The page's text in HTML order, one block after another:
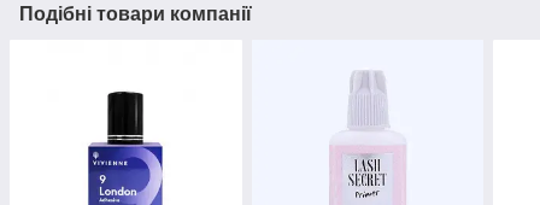
Подібні товари компанії